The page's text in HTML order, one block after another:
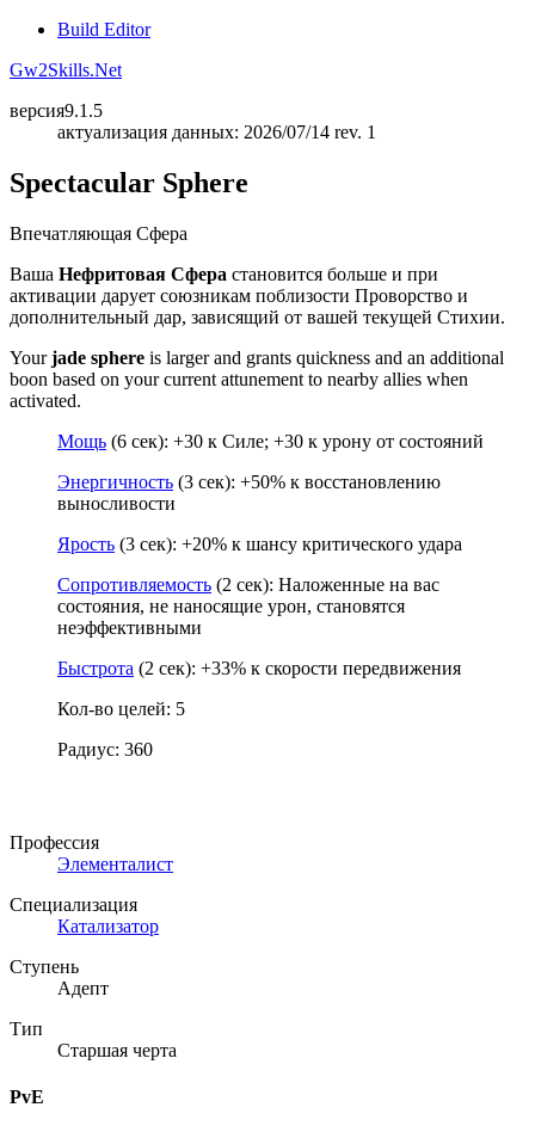
Build Editor
Gw2Skills.Net
версия9.1.5
актуализация данных: 2026/07/14 rev. 1
Spectacular Sphere
Впечатляющая Сфера
Ваша Нефритовая Сфера становится больше и при
активации дарует союзникам поблизости Проворство и
дополнительный дар, зависящий от вашей текущей Стихии.
Yourjade sphere is larger and grants quickness and an additional
boon based on your current attunement to nearby allies when
activated.
Мощь (6 сек): +30 к Силе; +30 к урону от состояний
Энергичность (3 сек): +50% к восстановлению
выносливости
Ярость (3 сек): +20% к шансу критического удара
Сопротивляемость (2 сек): Наложенные на вас
состояния, не наносящие урон, становятся
неэффективными
Быстрота (2 сек): +33% к скорости передвижения
Кол-во целей: 5
Радиус: 360
Профессия
Элементалист
Специализация
Катализатор
Ступень
Адепт
Тип
Старшая черта
PvE